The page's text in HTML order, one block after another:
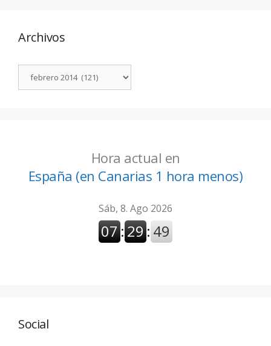
Archivos
Hora actual en
España (en Canarias 1 hora menos)
Social